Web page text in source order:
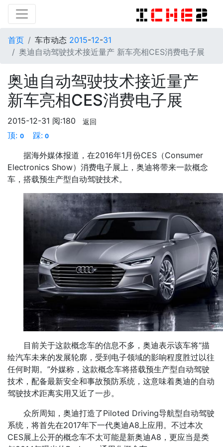
首页 车市动态 2015-12-31
奥迪自动驾驶技术接近量产 新车亮相CES消费电子展
奥迪自动驾驶技术接近量产
新车亮相CES消费电子展
2015-12-31 阅:180 返回
顶: 0 踩: 0
据海外媒体报道，在2016年1月份CES（Consumer
Electronics Show）消费电子展上，奥迪将带来一款概念
车，搭载预生产型自动驾驶技术。
目前关于这款概念车的信息不多，奥迪表示该车将“描
绘汽车未来的发展轮廓，受到电子领域的影响程度胜过以往
任何时期。”外媒称，这款概念车将搭载预生产型自动驾驶
技术，配备最新安全和事故预防系统，这意味着奥迪的自动
驾驶技术距离实用又近了一步。
众所周知，奥迪打造了Piloted Driving导航型自动驾驶
系统，将首先在2017年下一代奥迪A8上应用。不过本次
CES展上公开的概念车不太可能是新奥迪A8，更应当是类